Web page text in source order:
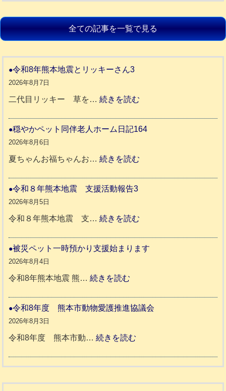
全ての記事を一覧で見る
令和8年熊本地震とリッキーさん3
2026年8月7日
二代目リッキー 草を…続きを読む
和
リ
ッ
さ
ん
穏やかペット同伴老人ホーム日記164
2026年8月6日
夏ちゃんお福ちゃんお…続きを読む
ト
人
ホ
日
1
令和８年熊本地震 支援活動報告3
2026年8月5日
令和８年熊本地震 支…続きを読む
和
本
支
被災ペット一時預かり支援始まります
2026年8月4日
令和8年熊本地震 熊…続きを読む
災
ッ
令和8年度 熊本市動物愛護推進協議会
2026年8月3日
令和8年度 熊本市動…続きを読む
和